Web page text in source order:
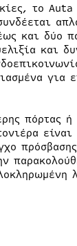
το
και δύο
και
για
πόρτας ή
είναι